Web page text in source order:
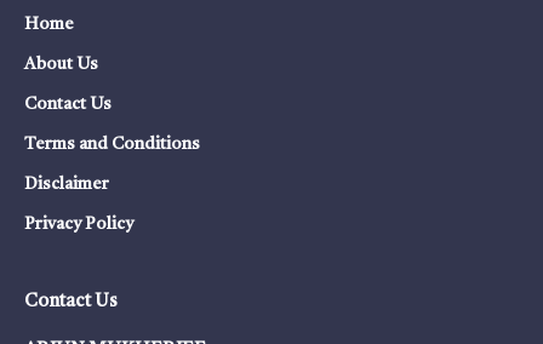
Home
About Us
Contact Us
Terms and Conditions
Disclaimer
Privacy Policy
Contact Us